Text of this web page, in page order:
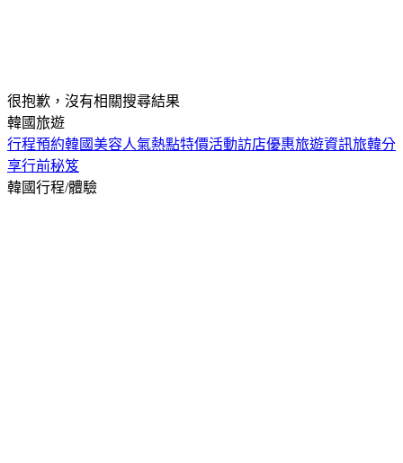
很抱歉，沒有相關搜尋結果
韓國旅遊
行程預約韓國美容人氣熱點特價活動訪店優惠旅遊資訊旅韓分
享行前秘笈
韓國行程/體驗